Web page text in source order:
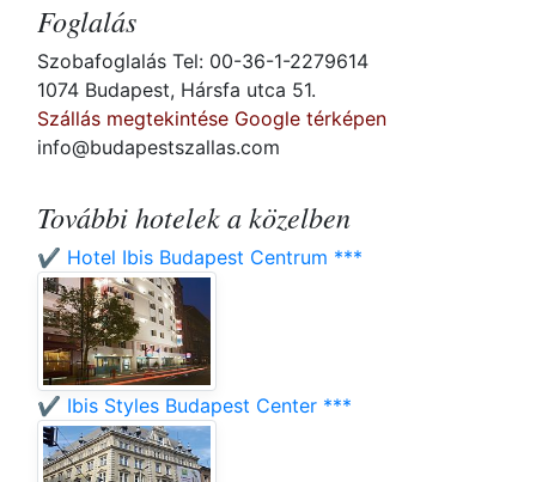
Foglalás
Szobafoglalás Tel: 00-36-1-2279614
1074 Budapest, Hársfa utca 51.
Szállás megtekintése Google térképen
info@budapestszallas.com
További hotelek a közelben
✔️ Hotel Ibis Budapest Centrum ***
✔️ Ibis Styles Budapest Center ***